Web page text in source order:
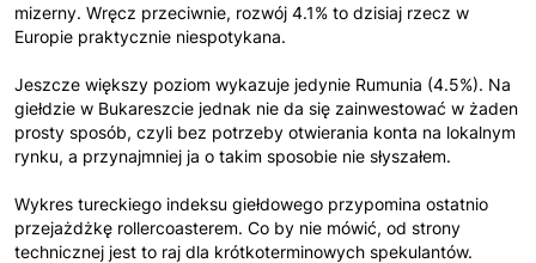
mizerny. Wręcz przeciwnie, rozwój 4.1% to dzisiaj rzecz w
Europie praktycznie niespotykana.
Jeszcze większy poziom wykazuje jedynie Rumunia (4.5%). Na
giełdzie w Bukareszcie jednak nie da się zainwestować w żaden
prosty sposób, czyli bez potrzeby otwierania konta na lokalnym
rynku, a przynajmniej ja o takim sposobie nie słyszałem.
Wykres tureckiego indeksu giełdowego przypomina ostatnio
przejażdżkę rollercoasterem. Co by nie mówić, od strony
technicznej jest to raj dla krótkoterminowych spekulantów.